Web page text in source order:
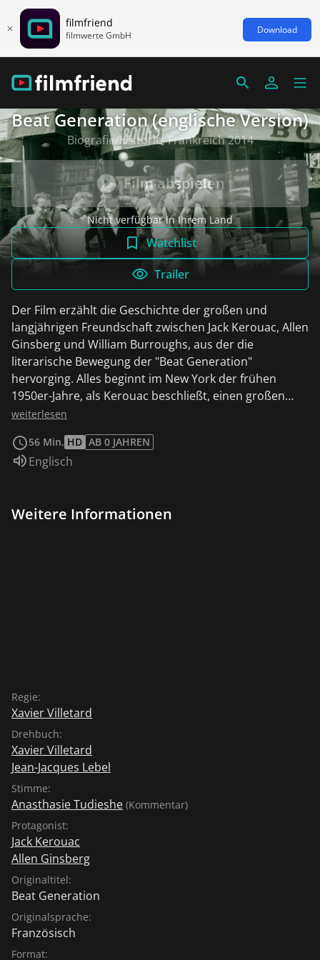
filmfriend
filmwerte GmbH Download
Beat Generation (englische Version)
Biografie/Historie, Frankreich 2014
Film abspielen
Nicht verfügbar in Ihrem Land
Watchlist
Trailer
Der Film erzählt die Geschichte der großen und
langjährigen Freundschaft zwischen Jack Kerouac, Allen
Ginsberg und William Burroughs, aus der die
literarische Bewegung der "Beat Generation"
hervorging. Alles beginnt im New York der frühen
1950er-Jahre, als Kerouac beschließt, einen großen
Roman über ihre gemeinsamen Erfahrungen zu
Mexiko-Stadt, Tanger, Paris und endet etwa 15 Jahre
später mit der Veröffentlichung von "Howl" (Allan
sich ein Manifest darstellen.
weiterlesen
56 Min. HD AB 0 JAHREN
Sprache:
Englisch
Weitere Informationen
Regie:
Xavier Villetard
Drehbuch:
Xavier Villetard
Jean-Jacques Lebel
Stimme:
Anasthasie Tudieshe (Kommentar)
Protagonist:
Jack Kerouac
Allen Ginsberg
Originaltitel:
Beat Generation
Originalsprache:
Französisch
Format: